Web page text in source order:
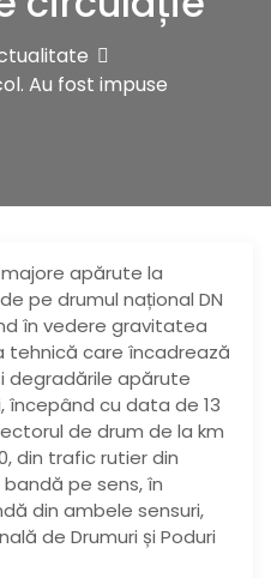
Au fost impuse
apărute la
pe drumul național DN
în vedere gravitatea
tehnică care încadrează
degradările apărute
începând cu data de 13
de drum de la km
din trafic rutier din
pe sens, în
din ambele sensuri,
de Drumuri și Poduri